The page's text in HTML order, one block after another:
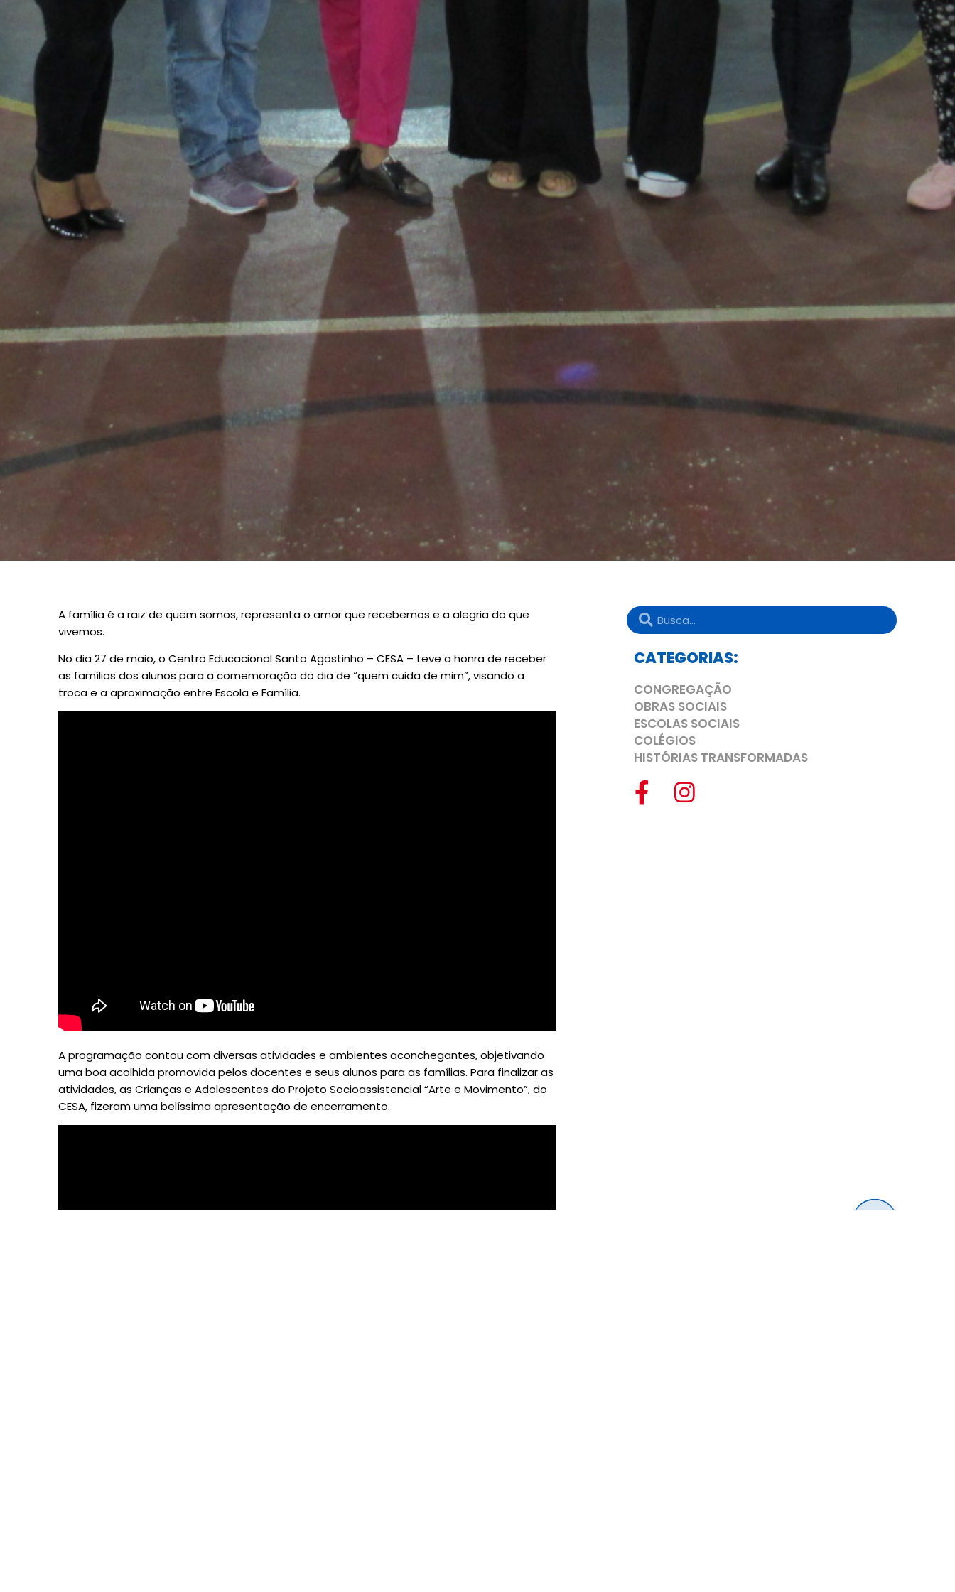
A família é a raiz de quem somos, representa o amor que recebemos e a alegria do que
vivemos.
No dia 27 de maio, o Centro Educacional Santo Agostinho – CESA – teve a honra de receber
as famílias dos alunos para a comemoração do dia de “quem cuida de mim”, visando a
troca e a aproximação entre Escola e Família.
A programação contou com diversas atividades e ambientes aconchegantes, objetivando
uma boa acolhida promovida pelos docentes e seus alunos para as famílias. Para finalizar as
atividades, as Crianças e Adolescentes do Projeto Socioassistencial “Arte e Movimento”, do
CESA, fizeram uma belíssima apresentação de encerramento.
CATEGORIAS:
CONGREGAÇÃO
OBRAS SOCIAIS
ESCOLAS SOCIAIS
COLÉGIOS
HISTÓRIAS TRANSFORMADAS